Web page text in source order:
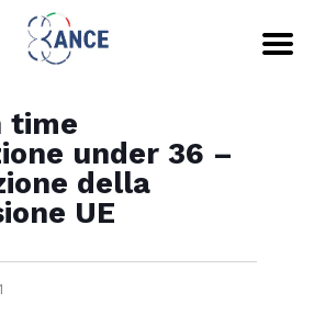
time
under 36 –
della
UE